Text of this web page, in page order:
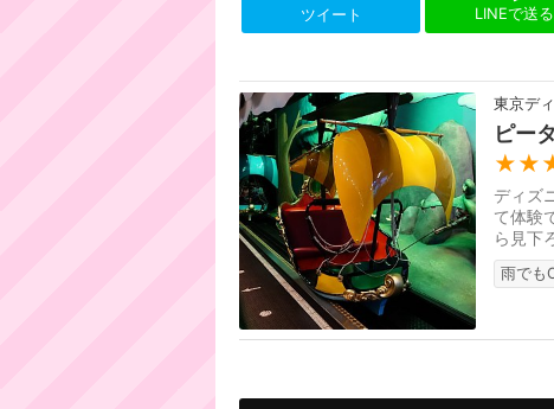
ツイート LINEで送る
東京デ
ピー
ディズ
て体験
ら見下
雨でも